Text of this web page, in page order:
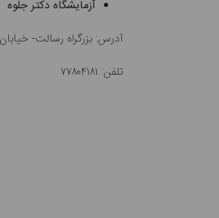
آزمایشگاه دکتر جلوه
آدرس: بزرگراه رسالت-
تلفن: ۷۷۸۰۴۱۸۱